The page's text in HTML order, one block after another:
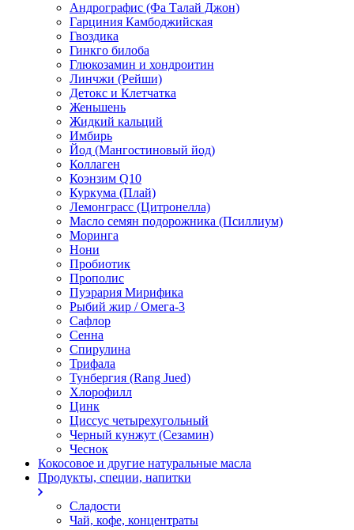
Андрографис (Фа Талай Джон)
Гарциния Камбоджийская
Гвоздика
Гинкго билоба
Глюкозамин и хондроитин
Линчжи (Рейши)
Детокс и Клетчатка
Женьшень
Жидкий кальций
Имбирь
Йод (Мангостиновый йод)
Коллаген
Коэнзим Q10
Куркума (Плай)
Лемонграсс (Цитронелла)
Масло семян подорожника (Псиллиум)
Моринга
Нони
Пробиотик
Прополис
Пуэрария Мирифика
Рыбий жир / Омега-3
Сафлор
Сенна
Спирулина
Трифала
Тунбергия (Rang Jued)
Хлорофилл
Цинк
Циссус четырехугольный
Черный кунжут (Сезамин)
Чеснок
Кокосовое и другие натуральные масла
Продукты, специи, напитки
Сладости
Чай, кофе, концентраты